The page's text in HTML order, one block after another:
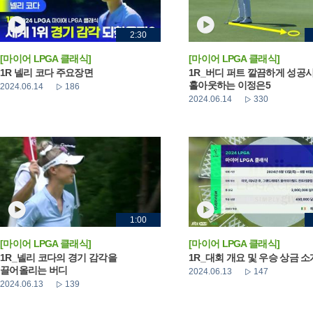
2:30
[마이어 LPGA 클래식]
1R 넬리 코다 주요장면
2024.06.14 186
[마이어 LPGA 클래식]
1R_버디 퍼트 깔끔하게 성공
홀아웃하는 이정은5
2024.06.14 330
1:00
[마이어 LPGA 클래식]
1R_넬리 코다의 경기 감각을
끌어올리는 버디
2024.06.13 139
[마이어 LPGA 클래식]
1R_대회 개요 및 우승 상금 소
2024.06.13 147